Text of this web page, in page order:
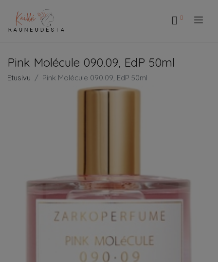
Pink Molécule 090.09, EdP 50ml
Etusivu Pink Molécule 090.09, EdP 50ml